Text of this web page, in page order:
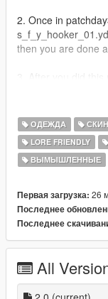
2. Once in
then you are done
and drag the
I hope you enjoy
ОДЕЖДА
LORE FRIENDLY
ВЫМЫШЛЕННЫЕ
Первая загрузка: 26
Последнее
Последнее
All